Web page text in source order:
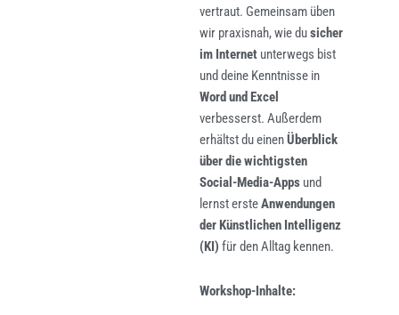
vertraut. Gemeinsam üben
wir praxisnah, wie dusicher
im Internet unterwegs bist
und deine Kenntnisse in
Word und Excel
verbesserst. Außerdem
erhältst du einenÜberblick
über die wichtigsten
Social-Media-Apps und
lernst ersteAnwendungen
der Künstlichen Intelligenz
(KI) für den Alltag kennen.
Workshop-Inhalte: